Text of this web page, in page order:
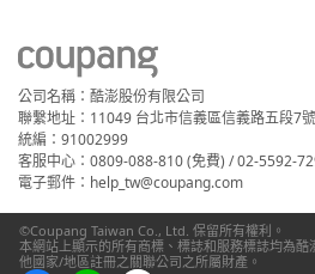
公司名稱：酷澎股份有限公司
聯繫地址：11049 台北市信義區信義路五段7
統編：91002999
客服中心：0809-088-810 (免費) / 02-5592-
電子郵件：help_tw@coupang.com
©Coupang Taiwan Co., Ltd. 保留所有權利。
本網站上顯示的所有商標、標誌和服務標誌均為
他國家/地區註冊之關聯公司之所屬財產。